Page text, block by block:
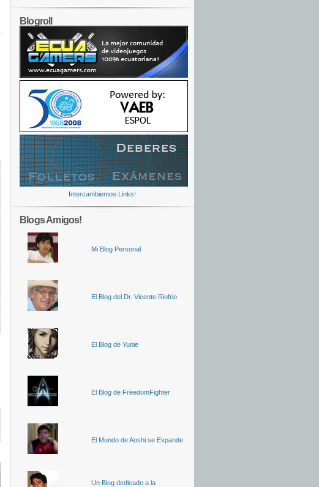
Blogroll
Intercambiemos Links!
Blogs Amigos!
Mi Blog Personal
El Blog del Dr. Vicente Riofrio
El Blog de Yunie
El Blog de FreedomFighter
El Mundo de Aoshi se Expande
Un Blog dedicado a la